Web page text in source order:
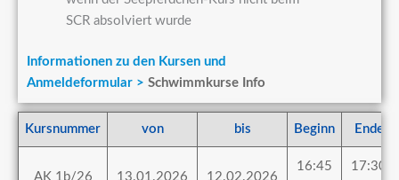
SCR absolviert wurde
Informationen zu den Kursen und
Anmeldeformular > Schwimmkurse Info
Kursnummer von bis Beginn Ende
AK 1b/26 13.01.2026 12.02.2026
16:45
17:30